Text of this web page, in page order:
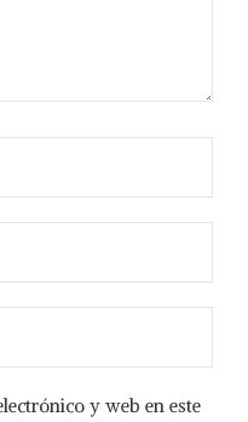
y web en este